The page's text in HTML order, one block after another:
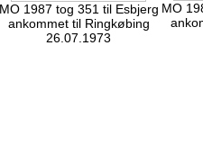
MO 1987 tog 351 til Esbjerg
ankommet til Ringkøbing
26.07.1973
MO